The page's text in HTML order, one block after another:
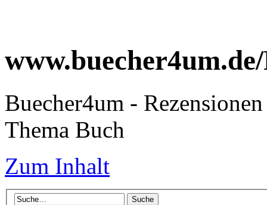
Buecher4um -
Thema Buch
Zum Inhalt